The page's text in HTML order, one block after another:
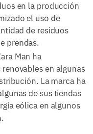
en la producción
el uso de
de residuos
prendas.
Man ha
en algunas
La marca ha
de sus tiendas
eólica en algunos